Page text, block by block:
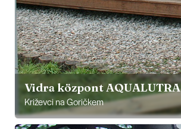
Vidra központ AQUALUTRA
Križevci na Goričkem